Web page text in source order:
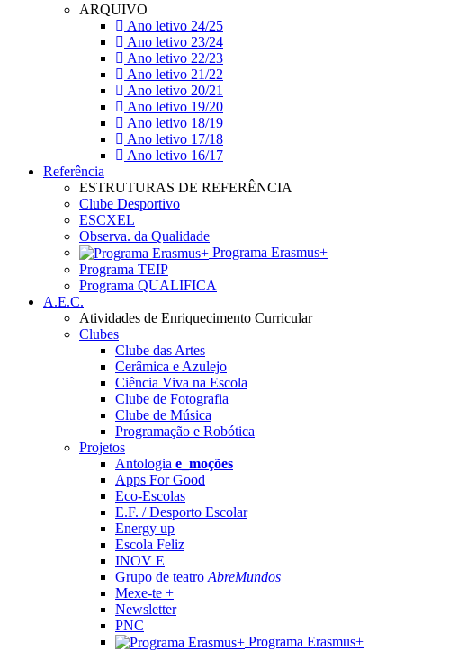
ARQUIVO
Ano letivo 24/25
Ano letivo 23/24
Ano letivo 22/23
Ano letivo 21/22
Ano letivo 20/21
Ano letivo 19/20
Ano letivo 18/19
Ano letivo 17/18
Ano letivo 16/17
Referência
ESTRUTURAS DE REFERÊNCIA
Clube Desportivo
ESCXEL
Observa. da Qualidade
Programa Erasmus+
Programa TEIP
Programa QUALIFICA
A.E.C.
Atividades de Enriquecimento Curricular
Clubes
Clube das Artes
Cerâmica e Azulejo
Ciência Viva na Escola
Clube de Fotografia
Clube de Música
Programação e Robótica
Projetos
Antologia e_moções
Apps For Good
Eco-Escolas
E.F. / Desporto Escolar
Energy up
Escola Feliz
INOV E
Grupo de teatro AbreMundos
Mexe-te +
Newsletter
PNC
Programa Erasmus+